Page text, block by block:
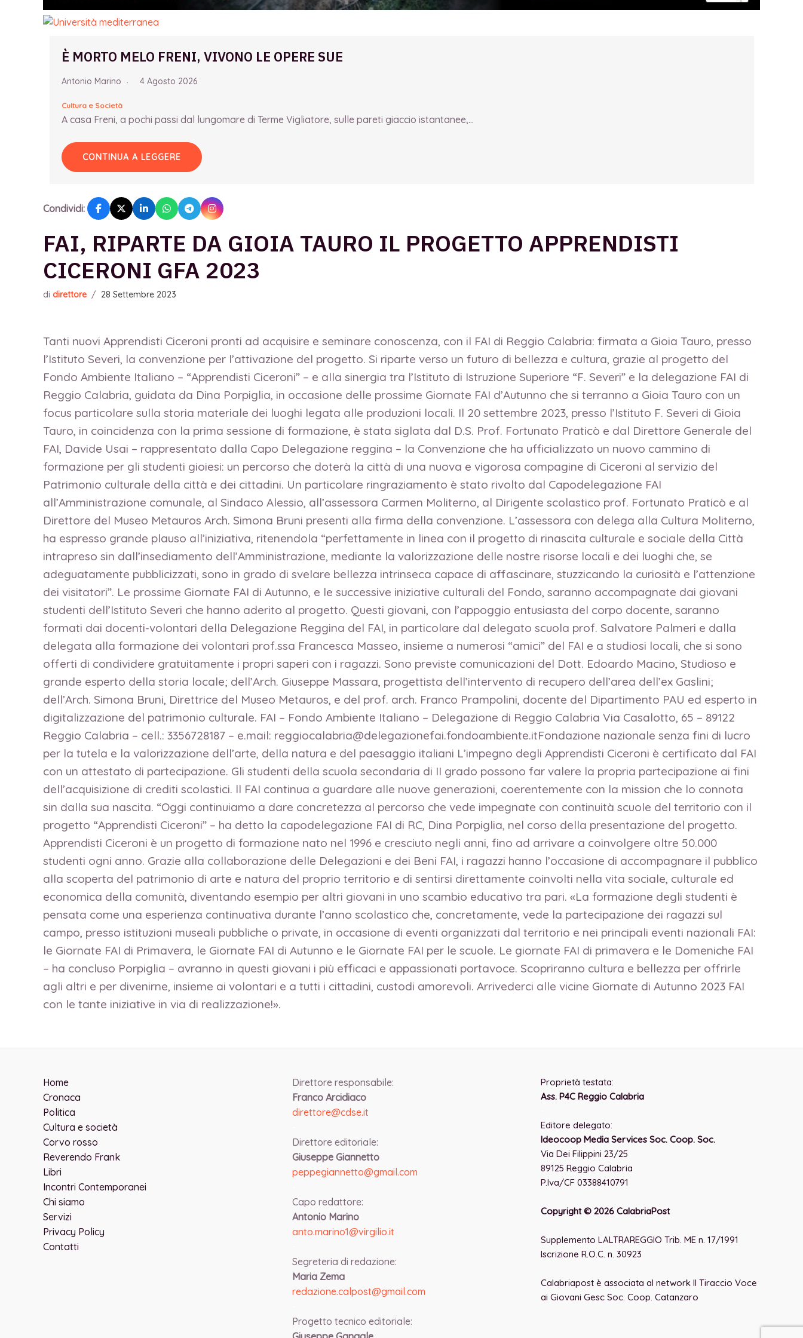
È MORTO MELO FRENI, VIVONO LE OPERE SUE
Antonio Marino 4 Agosto 2026
Cultura e Società
A casa Freni, a pochi passi dal lungomare di Terme Vigliatore, sulle pareti giaccio istantanee,...
CONTINUA A LEGGERE
Condividi:
FAI, RIPARTE DA GIOIA TAURO IL PROGETTO APPRENDISTI
CICERONI GFA 2023
di direttore / 28 Settembre 2023
Tanti nuovi Apprendisti Ciceroni pronti ad acquisire e seminare conoscenza, con il FAI di Reggio Calabria: firmata a Gioia Tauro, presso
l’Istituto Severi, la convenzione per l’attivazione del progetto. Si riparte verso un futuro di bellezza e cultura, grazie al progetto del
Fondo Ambiente Italiano – “Apprendisti Ciceroni” – e alla sinergia tra l’Istituto di Istruzione Superiore “F. Severi” e la delegazione FAI di
Reggio Calabria, guidata da Dina Porpiglia, in occasione delle prossime Giornate FAI d’Autunno che si terranno a Gioia Tauro con un
focus particolare sulla storia materiale dei luoghi legata alle produzioni locali. Il 20 settembre 2023, presso l’Istituto F. Severi di Gioia
Tauro, in coincidenza con la prima sessione di formazione, è stata siglata dal D.S. Prof. Fortunato Praticò e dal Direttore Generale del
FAI, Davide Usai – rappresentato dalla Capo Delegazione reggina – la Convenzione che ha ufficializzato un nuovo cammino di
formazione per gli studenti gioiesi: un percorso che doterà la città di una nuova e vigorosa compagine di Ciceroni al servizio del
Patrimonio culturale della città e dei cittadini. Un particolare ringraziamento è stato rivolto dal Capodelegazione FAI
all’Amministrazione comunale, al Sindaco Alessio, all’assessora Carmen Moliterno, al Dirigente scolastico prof. Fortunato Praticò e al
Direttore del Museo Metauros Arch. Simona Bruni presenti alla firma della convenzione. L’assessora con delega alla Cultura Moliterno,
ha espresso grande plauso all’iniziativa, ritenendola “perfettamente in linea con il progetto di rinascita culturale e sociale della Città
intrapreso sin dall’insediamento dell’Amministrazione, mediante la valorizzazione delle nostre risorse locali e dei luoghi che, se
adeguatamente pubblicizzati, sono in grado di svelare bellezza intrinseca capace di affascinare, stuzzicando la curiosità e l’attenzione
dei visitatori”. Le prossime Giornate FAI di Autunno, e le successive iniziative culturali del Fondo, saranno accompagnate dai giovani
studenti dell’Istituto Severi che hanno aderito al progetto. Questi giovani, con l’appoggio entusiasta del corpo docente, saranno
formati dai docenti-volontari della Delegazione Reggina del FAI, in particolare dal delegato scuola prof. Salvatore Palmeri e dalla
delegata alla formazione dei volontari prof.ssa Francesca Masseo, insieme a numerosi “amici” del FAI e a studiosi locali, che si sono
offerti di condividere gratuitamente i propri saperi con i ragazzi. Sono previste comunicazioni del Dott. Edoardo Macino, Studioso e
grande esperto della storia locale; dell’Arch. Giuseppe Massara, progettista dell’intervento di recupero dell’area dell’ex Gaslini;
dell’Arch. Simona Bruni, Direttrice del Museo Metauros, e del prof. arch. Franco Prampolini, docente del Dipartimento PAU ed esperto in
digitalizzazione del patrimonio culturale. FAI – Fondo Ambiente Italiano – Delegazione di Reggio Calabria Via Casalotto, 65 – 89122
Reggio Calabria – cell.: 3356728187 – e.mail: reggiocalabria@delegazionefai.fondoambiente.itFondazione nazionale senza fini di lucro
per la tutela e la valorizzazione dell’arte, della natura e del paesaggio italiani L’impegno degli Apprendisti Ciceroni è certificato dal FAI
con un attestato di partecipazione. Gli studenti della scuola secondaria di II grado possono far valere la propria partecipazione ai fini
dell’acquisizione di crediti scolastici. ll FAI continua a guardare alle nuove generazioni, coerentemente con la mission che lo connota
sin dalla sua nascita. “Oggi continuiamo a dare concretezza al percorso che vede impegnate con continuità scuole del territorio con il
progetto “Apprendisti Ciceroni” – ha detto la capodelegazione FAI di RC, Dina Porpiglia, nel corso della presentazione del progetto.
Apprendisti Ciceroni è un progetto di formazione nato nel 1996 e cresciuto negli anni, fino ad arrivare a coinvolgere oltre 50.000
studenti ogni anno. Grazie alla collaborazione delle Delegazioni e dei Beni FAI, i ragazzi hanno l’occasione di accompagnare il pubblico
alla scoperta del patrimonio di arte e natura del proprio territorio e di sentirsi direttamente coinvolti nella vita sociale, culturale ed
economica della comunità, diventando esempio per altri giovani in uno scambio educativo tra pari. «La formazione degli studenti è
pensata come una esperienza continuativa durante l’anno scolastico che, concretamente, vede la partecipazione dei ragazzi sul
campo, presso istituzioni museali pubbliche o private, in occasione di eventi organizzati dal territorio e nei principali eventi nazionali FAI:
le Giornate FAI di Primavera, le Giornate FAI di Autunno e le Giornate FAI per le scuole. Le giornate FAI di primavera e le Domeniche FAI
– ha concluso Porpiglia – avranno in questi giovani i più efficaci e appassionati portavoce. Scopriranno cultura e bellezza per offrirle
agli altri e per divenirne, insieme ai volontari e a tutti i cittadini, custodi amorevoli. Arrivederci alle vicine Giornate di Autunno 2023 FAI
con le tante iniziative in via di realizzazione!».
Home
Cronaca
Politica
Cultura e società
Corvo rosso
Reverendo Frank
Libri
Incontri Contemporanei
Chi siamo
Servizi
Privacy Policy
Contatti
Direttore responsabile:
Franco Arcidiaco
direttore@cdse.it
Direttore editoriale:
Giuseppe Giannetto
peppegiannetto@gmail.com
Capo redattore:
Antonio Marino
anto.marino1@virgilio.it
Segreteria di redazione:
Maria Zema
redazione.calpost@gmail.com
Progetto tecnico editoriale:
Proprietà testata:
Ass. P4C Reggio Calabria
Editore delegato:
Ideocoop Media Services Soc. Coop. Soc.
Via Dei Filippini 23/25
89125 Reggio Calabria
P.Iva/CF 03388410791
Copyright © 2026 CalabriaPost
Supplemento LALTRAREGGIO Trib. ME n. 17/1991
Iscrizione R.O.C. n. 30923
Calabriapost è associata al network Il Tiraccio Voce
ai Giovani Gesc Soc. Coop. Catanzaro